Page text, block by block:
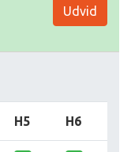
Udvid
H5 H6